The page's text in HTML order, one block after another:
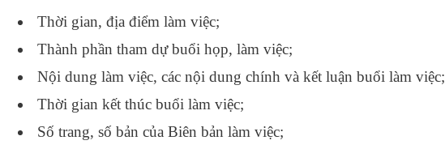
Thời gian, địa điểm làm việc;
Thành phần tham dự buổi họp, làm việc;
Nội dung làm việc, các nội dung chính và kết luận buổi làm việc;
Thời gian kết thúc buổi làm việc;
Số trang, số bản của Biên bản làm việc;